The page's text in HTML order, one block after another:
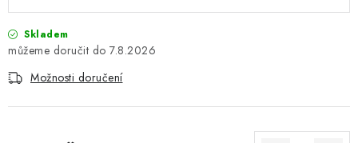
Skladem
7.8.2026
Možnosti doručení